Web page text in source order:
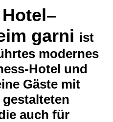
garni ist
modernes
Hotel und
Gäste mit
auch für